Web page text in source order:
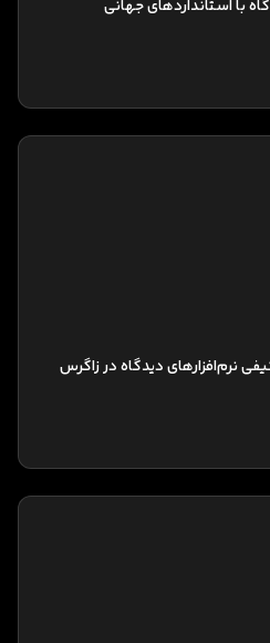
نرم‌افزارهای دیدگاه در زاگرس